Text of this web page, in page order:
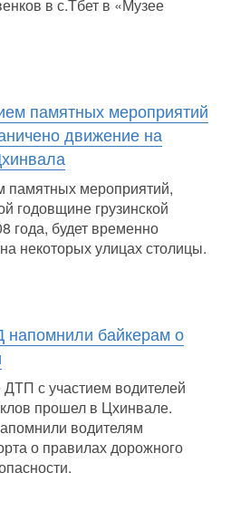
в с.Тбет в «Музее
памятных мероприятий
движение на
памятных мероприятий,
годовщине грузинской
года, будет временно
некоторых улицах столицы.
байкерам о
с участием водителей
прошел в Цхинвале.
водителям
о правилах дорожного